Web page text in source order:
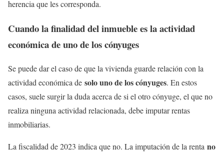
herencia que les corresponda.
Cuando la finalidad del inmueble es la actividad
económica de uno de los cónyuges
Se puede dar el caso de que la vivienda guarde relación con la
actividad económica de solo uno de los cónyuges. En estos
casos, suele surgir la duda acerca de si el otro cónyuge, el que no
realiza ninguna actividad relacionada, debe imputar rentas
inmobiliarias.
La fiscalidad de 2023 indica que no. La imputación de la renta no